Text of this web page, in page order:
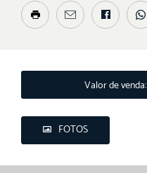
FOTOS
Valor de venda: